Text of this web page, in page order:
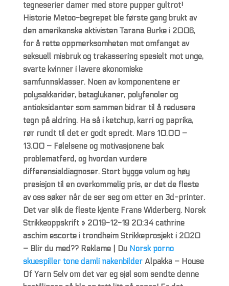
tegneserier damer med store pupper gultrot!
Historie Metoo-begrepet ble første gang brukt av
den amerikanske aktivisten Tarana Burke i 2006,
for å rette oppmerksomheten mot omfanget av
seksuell misbruk og trakassering spesielt mot unge,
svarte kvinner i lavere økonomiske
samfunnsklasser. Noen av komponentene er
polysakkarider, betaglukaner, polyfenoler og
antioksidanter som sammen bidrar til å redusere
tegn på aldring. Ha så i ketchup, karri og paprika,
rør rundt til det er godt spredt. Mars 10.00 –
13.00 – Følelsene og motivasjonene bak
problematferd, og hvordan vurdere
differensialdiagnoser. Stort bygge volum og høy
presisjon til en overkommelig pris, er det de fleste
av oss søker når de ser seg om etter en 3d-printer.
Det var slik de fleste kjente Frans Widerberg. Norsk
Strikkeoppskrift » 2019-12-19 20:34 cathrine
aschim escorte i trondheim Strikkeprosjekt i 2020
– Blir du med?? Reklame | Du Norsk porno
skuespiller tone damli nakenbilderAlpakka – House
Of Yarn Selv om det var eg sjøl som sendte denne